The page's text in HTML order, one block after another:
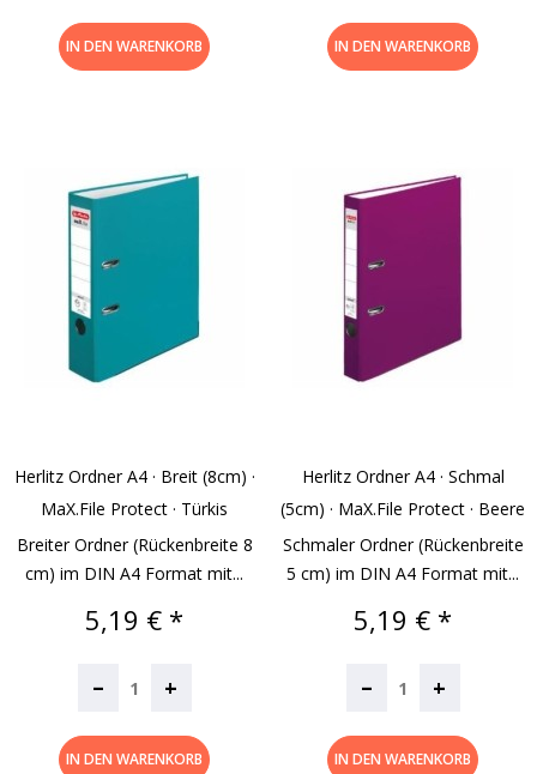
IN DEN WARENKORB IN DEN WARENKORB
Herlitz Ordner A4 · Breit (8cm) ·
MaX.file Protect · Türkis
Breiter Ordner (Rückenbreite 8
cm) im DIN A4 Format mit...
Preis
5,19 € *
– +
IN DEN WARENKORB
Herlitz Ordner A4 · Schmal
(5cm) · MaX.file Protect · Beere
Schmaler Ordner (Rückenbreite
5 cm) im DIN A4 Format mit...
Preis
5,19 € *
– +
IN DEN WARENKORB